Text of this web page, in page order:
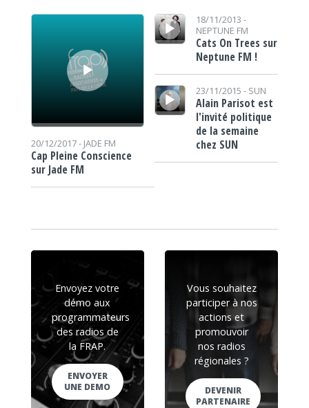
Lecteur audio
20/12/2017 - JADE FM
Cap Pleine Conscience
sur Jade FM
Lecteur audio18/11/2013 -
NEPTUNE FM
Cats On Trees sur
Neptune FM !
Lecteur audio
23/11/2015 - SUN
Alain Parisot est
l'invité politique
de la semaine
chez SUN
Envoyez votre
démo aux
programmateurs
des radios de
la FRAP.
ENVOYER
UNE DEMO
Vous souhaitez
participer à nos
actions et
promouvoir
nos radios
régionales ?
DEVENIR
PARTENAIRE